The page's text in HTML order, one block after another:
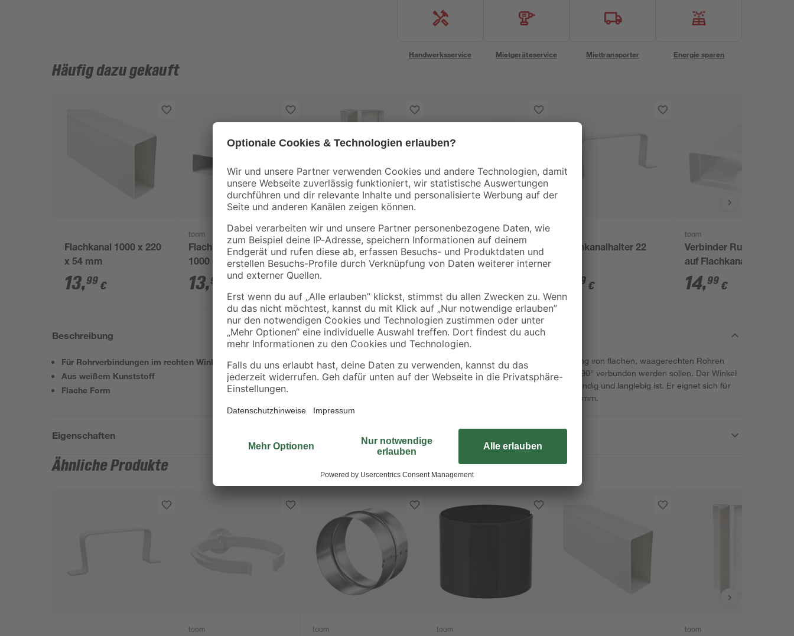
Handwerksservice Mietgeräteservice Miettransporter Energie sparen
Häufig dazu gekauft
Flachkanal 1000 x 220
x 54 mm
13,99 €
toom
Flachkanal 220 x 55 x
1000 mm
13,99
toom
Winkel
12
toom
Verbinder Rundrohr
auf Flachkanal 90°
x 55 mm
Flachkanalhalter 22
19 €
toom
Verbinder Rundrohr
auf Flachkanal
horizontal Ø 125 / 220
x 55 mm
14,99 €
Beschreibung
Für Rohrverbindungen im rechten Winkel
Aus weißem Kunststoff
Flache Form
Der Winkel von toom ist optimal für die Verbindung von flachen, waagerechten Rohren
oder Kanälen geeignet, die in einem Winkel von 90° verbunden werden sollen. Der Winkel
besteht aus weißem Kunststoff, der wasserbeständig und langlebig ist. Er eignet sich für
Rohre und Kanäle mit einer Größe von 220 x 54 mm.
Eigenschaften
Ähnliche Produkte
toom toom toom toom